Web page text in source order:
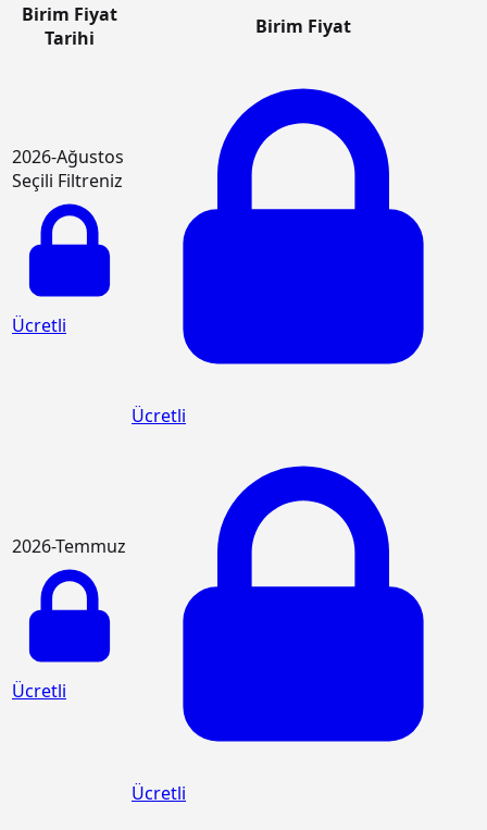
Birim Fiyat
Tarihi
Birim Fiyat
2026-Ağustos
Seçili Filtreniz
Ücretli
Ücretli
2026-Temmuz
Ücretli
Ücretli